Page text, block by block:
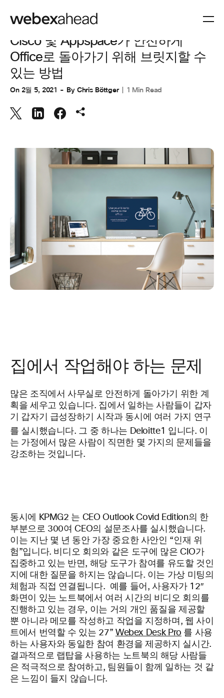
협업
Cisco 및 Appspace가 안전하게
Office로 돌아가기 위해 브릿지할 수
있는 방법
On 2월 5, 2021 By Chris Böttger 1 Min Read
집에서 작업해야 하는 문제
많은 조직에서 사무실로 안전하게 돌아가기 위한 계
획을 세우고 있습니다. 집에서 일하는 사람들이 갑자
기 갑자기 급성장하기 시작과 동시에 여러 가지 연구
를 실시했습니다. 그 중 하나는 Deloitte1 입니다. 이
는 가정에서 많은 사람이 직면한 몇 가지의 문제들을
강조하는 것입니다.
동시에 KPMG2 는 CEO Outlook Covid Edition의 한
부분으로 300여 CEO의 설문조사를 실시했습니다.
이는 지난 몇 년 동안 가장 중요한 사안인 “인재 위
험”입니다. 비디오 회의와 같은 도구에 많은 CIO가
집중하고 있는 반면, 해당 도구가 참여를 유도할 것인
지에 대한 질문을 하지는 않습니다. 이는 가상 미팅의
체험과 직접 연결됩니다. 예를 들어, 사용자가 12″
화면이 있는 노트북에서 여러 시간의 비디오 회의를
진행하고 있는 경우, 이는 거의 개인 품질을 제공할
뿐 아니라 메모를 작성하고 작업을 지정하며, 웹 사이
트에서 번역할 수 있는 27” Webex Desk Pro 를 사용
하는 사용자와 동일한 참여 환경을 제공하지 실시간.
결과적으로 랩탑을 사용하는 노트북의 해당 사람들
은 적극적으로 참여하고, 팀원들이 함께 일하는 것 같
은 느낌이 들지 않습니다.